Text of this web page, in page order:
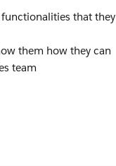
functionalities that they
them how they can
team